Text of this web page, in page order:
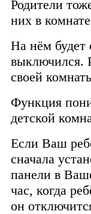
Родители
них в
На нём будет
выключился.
своей
Функция
детской
Если Ваш
сначала
панели в
час, когда
он